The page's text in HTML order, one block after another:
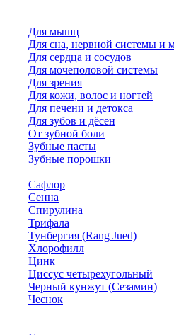
Для мышц
Для сна, нервной системы и
Для сердца и сосудов
Для мочеполовой системы
Для зрения
Для кожи, волос и ногтей
Для печени и детокса
Для зубов и дёсен
От зубной боли
Зубные пасты
Зубные порошки
Сафлор
Сенна
Спирулина
Трифала
Тунбергия (Rang Jued)
Хлорофилл
Цинк
Циссус четырехугольный
Черный кунжут (Сезамин)
Чеснок